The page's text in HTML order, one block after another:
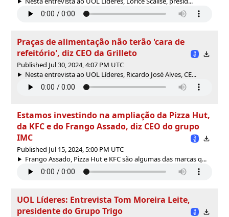
Praças de alimentação não terão 'cara de
refeitório', diz CEO da Grilleto
Published Jul 30, 2024, 4:07 PM UTC
Nesta entrevista ao UOL Líderes, Ricardo José Alves, CE...
Estamos investindo na ampliação da Pizza Hut,
da KFC e do Frango Assado, diz CEO do grupo
IMC
Published Jul 15, 2024, 5:00 PM UTC
Frango Assado, Pizza Hut e KFC são algumas das marcas q...
UOL Líderes: Entrevista Tom Moreira Leite,
presidente do Grupo Trigo